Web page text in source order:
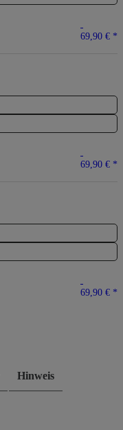
69,90 € *
69,90 € *
69,90 € *
Hinweis